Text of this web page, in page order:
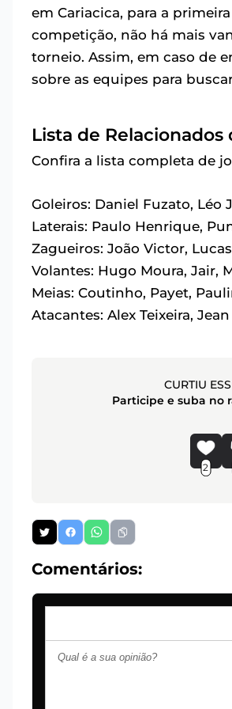
em Cariacica, para a
competição, não há mais
torneio. Assim, em caso de
sobre as equipes para
Lista de Relacionados
Confira a lista completa de
Goleiros: Daniel Fuzato, Léo
Laterais: Paulo Henrique,
Zagueiros: João Victor,
Volantes: Hugo Moura, Jair,
Meias: Coutinho, Payet,
Atacantes: Alex Teixeira,
CURTIU
Participe e suba no
2
Comentários: